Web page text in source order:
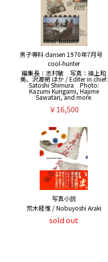
男子専科 dansen 1970年7月号
cool-hunter
編集長：志村敏 写真：操上和
美、沢渡朔 ほか / Editer in chief:
Satoshi Shimura Photo:
Kazumi Kurigami, Hajime
Sawatari, and more.
￥16,500
写真小説
荒木経惟 / Nobuyoshi Araki
sold out